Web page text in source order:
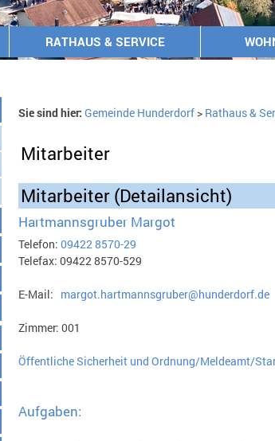
RATHAUS & SERVICE
Sie sind hier: Gemeinde Hunderdorf> Rathaus &
Mitarbeiter
Mitarbeiter (Detailansicht)
Hartmannsgruber Margot
Telefon: 09422 8570-29
Telefax: 09422 8570-529
E-Mail: margot.hartmannsgruber@hunderdorf.de
Zimmer: 001
Öffentliche Sicherheit und Ordnung/Meldeamt/
Aufgaben: